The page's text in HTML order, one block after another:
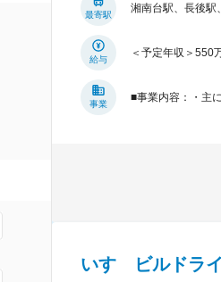
最寄駅
湘南台駅、長後駅
給与
＜予定年収＞550
事業
■事業内容：・主
いすゞビルドラ